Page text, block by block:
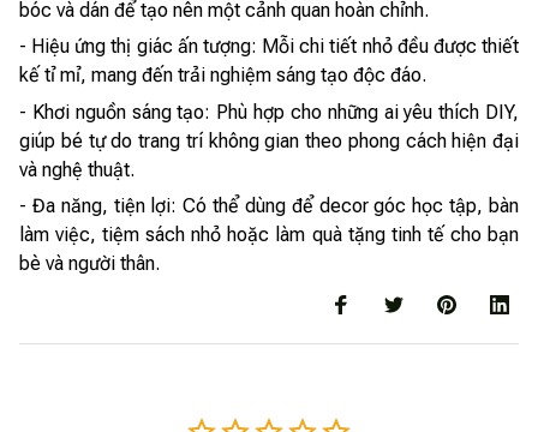
bóc và dán để tạo nên một cảnh quan hoàn chỉnh.
- Hiệu ứng thị giác ấn tượng: Mỗi chi tiết nhỏ đều được thiết
kế tỉ mỉ, mang đến trải nghiệm sáng tạo độc đáo.
- Khơi nguồn sáng tạo: Phù hợp cho những ai yêu thích DIY,
giúp bé tự do trang trí không gian theo phong cách hiện đại
và nghệ thuật.
- Đa năng, tiện lợi: Có thể dùng để decor góc học tập, bàn
làm việc, tiệm sách nhỏ hoặc làm quà tặng tinh tế cho bạn
bè và người thân.